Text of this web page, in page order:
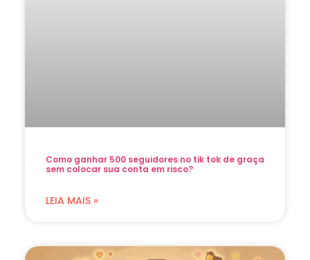
Como ganhar 500 seguidores no tik tok de graça
sem colocar sua conta em risco?
LEIA MAIS »